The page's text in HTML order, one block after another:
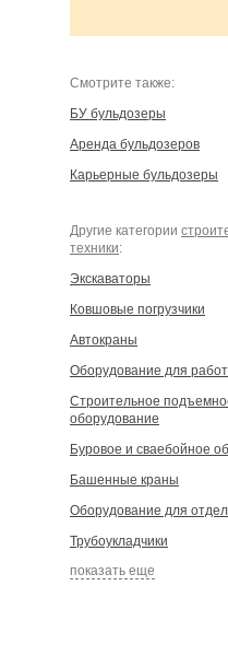
Cмотрите также:
БУ бульдозеры
Аренда бульдозеров
Карьерные бульдозеры
Другие категории
техники:
Экскаваторы
Ковшовые погрузчики
Автокраны
Оборудование для
Строительное
оборудование
Буровое и сваебойное
Башенные краны
Оборудование для
Трубоукладчики
показать еще